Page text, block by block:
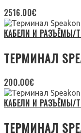
2516.00€
КАБЕЛИ И РАЗЪЁМЫ/
ТЕРМИНАЛ
200.00€
КАБЕЛИ И РАЗЪЁМЫ/
ТЕРМИНАЛ